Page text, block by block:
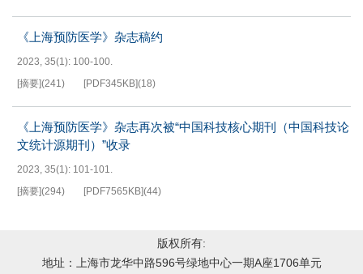
《上海预防医学》杂志稿约
2023, 35(1): 100-100.
[摘要](241) [PDF345KB](18)
《上海预防医学》杂志再次被“中国科技核心期刊（中国科技论
文统计源期刊）”收录
2023, 35(1): 101-101.
[摘要](294) [PDF7565KB](44)
版权所有:
地址：上海市龙华中路596号绿地中心一期A座1706单元